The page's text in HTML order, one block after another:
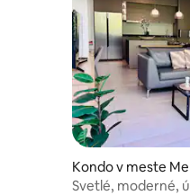
Kondo v meste
Svetlé, moderné,